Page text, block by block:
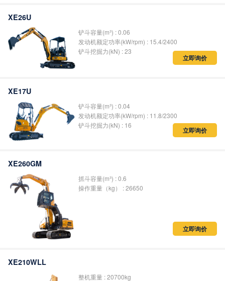
XE26U
铲斗容量(m³) : 0.06
发动机额定功率(kW/rpm) : 15.4/2400
铲斗挖掘力(kN) : 23
立即询价
XE17U
铲斗容量(m³) : 0.04
发动机额定功率(kW/rpm) : 11.8/2300
铲斗挖掘力(kN) : 16
立即询价
XE260GM
抓斗容量(m³) : 0.6
操作重量（kg） : 26650
立即询价
XE210WLL
整机重量 : 20700kg